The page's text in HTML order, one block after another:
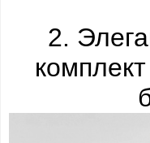
2.